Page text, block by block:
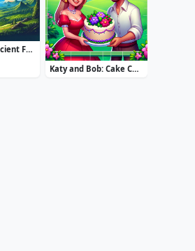
Spirit of the Ancient Forest
Katy and Bob: Cake Cafe